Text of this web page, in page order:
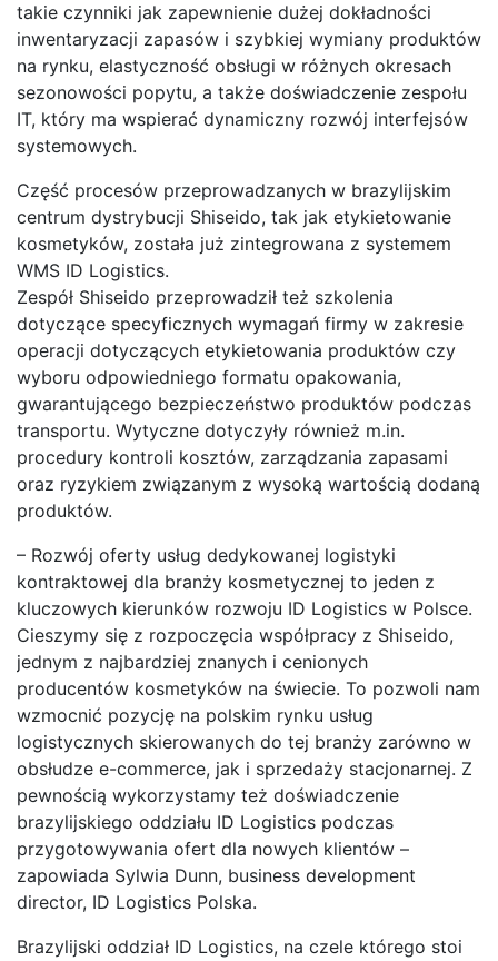
takie czynniki jak zapewnienie dużej dokładności
inwentaryzacji zapasów i szybkiej wymiany produktów
na rynku, elastyczność obsługi w różnych okresach
sezonowości popytu, a także doświadczenie zespołu
IT, który ma wspierać dynamiczny rozwój interfejsów
systemowych.
Część procesów przeprowadzanych w brazylijskim
centrum dystrybucji Shiseido, tak jak etykietowanie
kosmetyków, została już zintegrowana z systemem
WMS ID Logistics.
Zespół Shiseido przeprowadził też szkolenia
dotyczące specyficznych wymagań firmy w zakresie
operacji dotyczących etykietowania produktów czy
wyboru odpowiedniego formatu opakowania,
gwarantującego bezpieczeństwo produktów podczas
transportu. Wytyczne dotyczyły również m.in.
procedury kontroli kosztów, zarządzania zapasami
oraz ryzykiem związanym z wysoką wartością dodaną
produktów.
– Rozwój oferty usług dedykowanej logistyki
kontraktowej dla branży kosmetycznej to jeden z
kluczowych kierunków rozwoju ID Logistics w Polsce.
Cieszymy się z rozpoczęcia współpracy z Shiseido,
jednym z najbardziej znanych i cenionych
producentów kosmetyków na świecie. To pozwoli nam
wzmocnić pozycję na polskim rynku usług
logistycznych skierowanych do tej branży zarówno w
obsłudze e-commerce, jak i sprzedaży stacjonarnej. Z
pewnością wykorzystamy też doświadczenie
brazylijskiego oddziału ID Logistics podczas
przygotowywania ofert dla nowych klientów –
zapowiada Sylwia Dunn, business development
director, ID Logistics Polska.
Brazylijski oddział ID Logistics, na czele którego stoi